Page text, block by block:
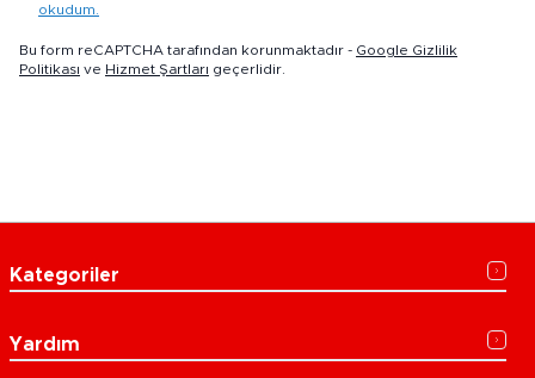
okudum.
Bu form reCAPTCHA tarafından korunmaktadır - Google Gizlilik
Politikası ve Hizmet Şartları geçerlidir.
Kategoriler
Yardım